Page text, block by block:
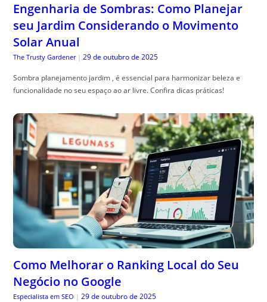
Engenharia de Sombras: Como Planejar
seu Jardim Considerando o Movimento
Solar Anual
The Trusty Gardener | 29 de outubro de 2025
Sombra planejamento jardim , é essencial para harmonizar beleza e
funcionalidade no seu espaço ao ar livre. Confira dicas práticas!
Como Melhorar o Ranking Local do Seu
Negócio no Google
Especialista em SEO | 29 de outubro de 2025